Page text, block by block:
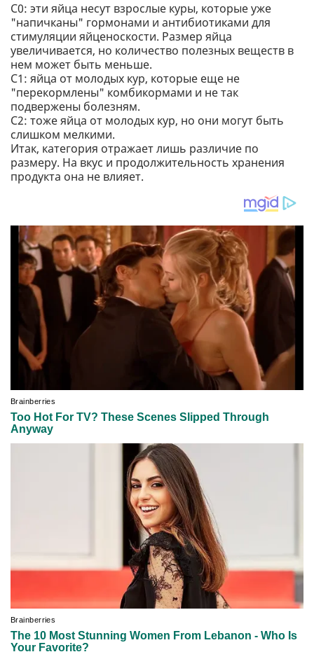
С0: эти яйца несут взрослые куры, которые уже
"напичканы" гормонами и антибиотиками для
стимуляции яйценоскости. Размер яйца
увеличивается, но количество полезных веществ в
нем может быть меньше.
С1: яйца от молодых кур, которые еще не
"перекормлены" комбикормами и не так
подвержены болезням.
С2: тоже яйца от молодых кур, но они могут быть
слишком мелкими.
Итак, категория отражает лишь различие по
размеру. На вкус и продолжительность хранения
продукта она не влияет.